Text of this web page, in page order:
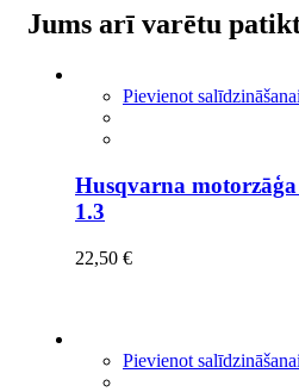
Jums arī varētu
Pievienot salīdzināšanai
Husqvarna
1.3
22,50 €
Pievienot salīdzināšanai